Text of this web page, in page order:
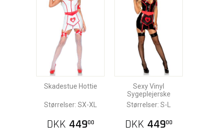
Skadestue Hottie
Størrelser: SX-XL
DKK 44900
Sexy Vinyl
Sygeplejerske
Størrelser: S-L
DKK 44900